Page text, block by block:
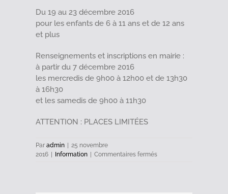
Du 19 au 23 décembre 2016
pour les enfants de 6 à 11 ans et de 12 ans
et plus
Renseignements et inscriptions en mairie :
à partir du 7 décembre 2016
les mercredis de 9h00 à 12h00 et de 13h30
à 16h30
et les samedis de 9h00 à 11h30
ATTENTION : PLACES LIMITÉES
Par admin
25 novembre
2016
Information Commentaires ferméssur